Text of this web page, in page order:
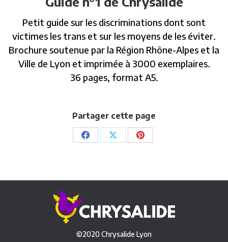
Petit guide sur les discriminations dont sont
victimes les trans et sur les moyens de les éviter.
Brochure soutenue par la Région Rhône-Alpes et la
Ville de Lyon et imprimée à 3000 exemplaires.
36 pages, format A5.
Partager cette page
PartagerPartagerPartager
©2020 Chrysalide Lyon